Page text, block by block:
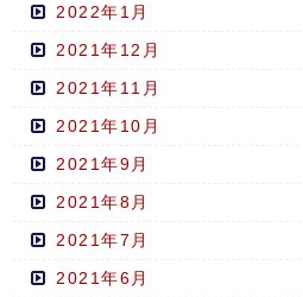
2022年1月
2021年12月
2021年11月
2021年10月
2021年9月
2021年8月
2021年7月
2021年6月